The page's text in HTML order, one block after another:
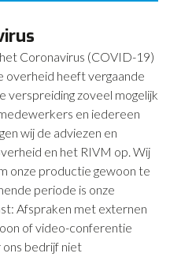
Coronavirus (COVID-19)
overheid heeft vergaande
verspreiding zoveel mogelijk
en iedereen
wij de adviezen en
en het RIVM op. Wij
onze productie gewoon te
periode is onze
Afspraken met externen
of video-conferentie
bedrijf niet